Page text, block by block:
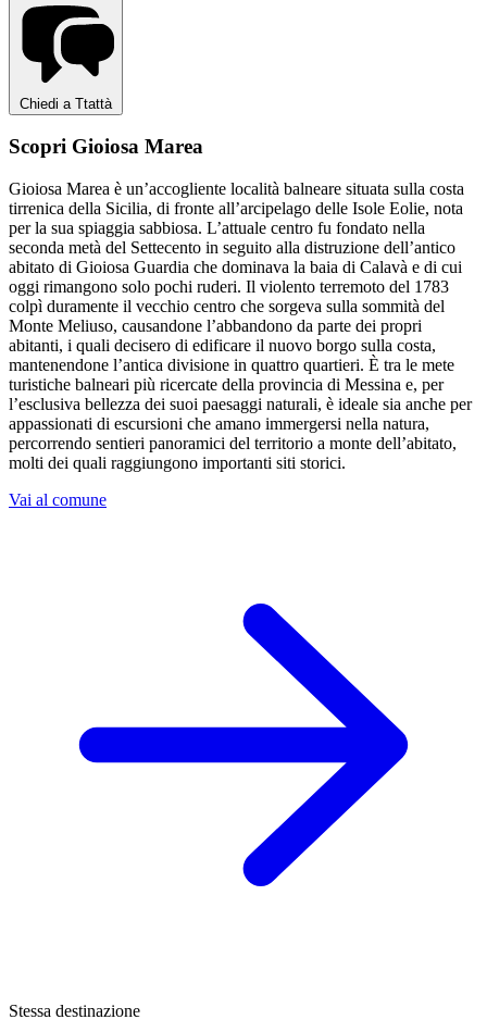
Chiedi a Ttattà
Scopri Gioiosa Marea
Gioiosa Marea è un’accogliente località balneare situata sulla costa
tirrenica della Sicilia, di fronte all’arcipelago delle Isole Eolie, nota
per la sua spiaggia sabbiosa. L’attuale centro fu fondato nella
seconda metà del Settecento in seguito alla distruzione dell’antico
abitato di Gioiosa Guardia che dominava la baia di Calavà e di cui
oggi rimangono solo pochi ruderi. Il violento terremoto del 1783
colpì duramente il vecchio centro che sorgeva sulla sommità del
Monte Meliuso, causandone l’abbandono da parte dei propri
abitanti, i quali decisero di edificare il nuovo borgo sulla costa,
mantenendone l’antica divisione in quattro quartieri. È tra le mete
turistiche balneari più ricercate della provincia di Messina e, per
l’esclusiva bellezza dei suoi paesaggi naturali, è ideale sia anche per
appassionati di escursioni che amano immergersi nella natura,
percorrendo sentieri panoramici del territorio a monte dell’abitato,
molti dei quali raggiungono importanti siti storici.
Vai al comune
Stessa destinazione